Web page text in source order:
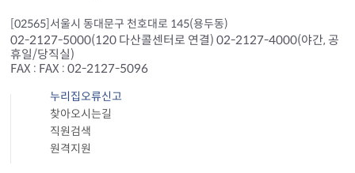
[02565]서울시 동대문구 천호대로 145(용두동)
02-2127-5000(120 다산콜센터로 연결) 02-2127-4000(야간, 공
휴일/당직실)
FAX : FAX : 02-2127-5096
누리집오류신고
찾아오시는길
직원검색
원격지원